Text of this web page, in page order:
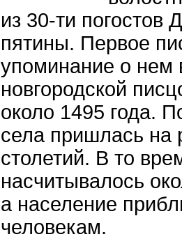
из 30-ти погостов
пятины. Первое
упоминание о нем
новгородской
около 1495 года.
села пришлась на
столетий. В то
насчитывалось
а население
человекам.